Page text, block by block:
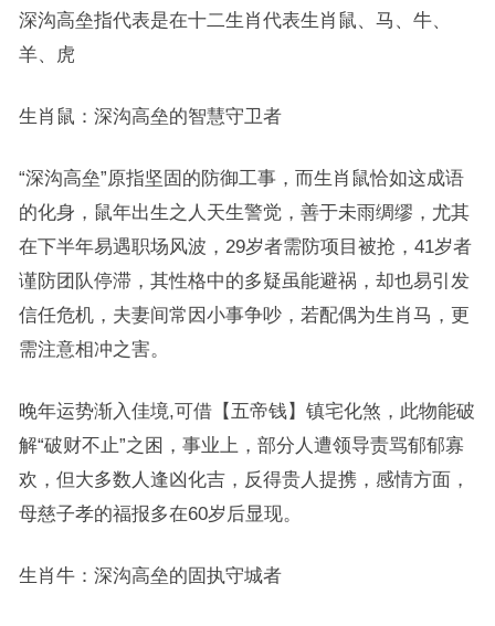
深沟高垒指代表是在十二生肖代表生肖鼠、马、牛、
羊、虎
生肖鼠：深沟高垒的智慧守卫者
“深沟高垒”原指坚固的防御工事，而生肖鼠恰如这成语
的化身，鼠年出生之人天生警觉，善于未雨绸缪，尤其
在下半年易遇职场风波，29岁者需防项目被抢，41岁者
谨防团队停滞，其性格中的多疑虽能避祸，却也易引发
信任危机，夫妻间常因小事争吵，若配偶为生肖马，更
需注意相冲之害。
晚年运势渐入佳境,可借【五帝钱】镇宅化煞，此物能破
解“破财不止”之困，事业上，部分人遭领导责骂郁郁寡
欢，但大多数人逢凶化吉，反得贵人提携，感情方面，
母慈子孝的福报多在60岁后显现。
生肖牛：深沟高垒的固执守城者